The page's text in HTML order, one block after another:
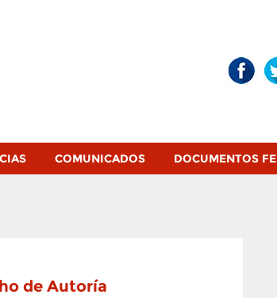
COMUNICADOS DOCUMENTOS
de Autoría